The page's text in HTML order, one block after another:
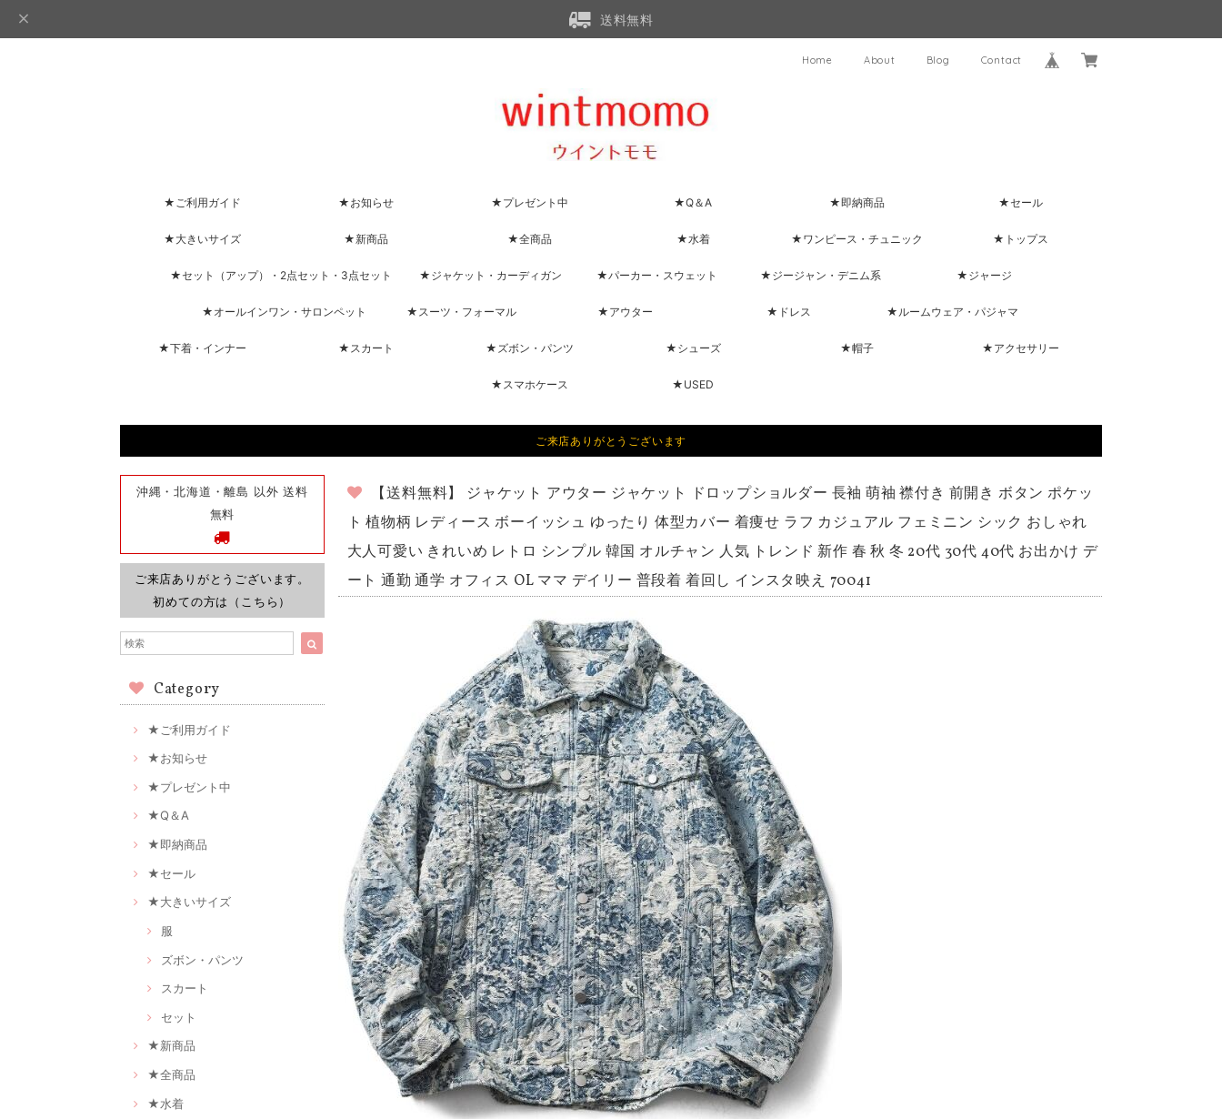
送料無料
Home About Blog Contact
★ご利用ガイド ★お知らせ ★プレゼント中 ★Q＆A ★即納商品 ★セール
★大きいサイズ ★新商品 ★全商品 ★水着 ★ワンピース・チュニック ★トップス
★セット（アップ）・2点セット・3点セット ★ジャケット・カーディガン ★パーカー・スウェット ★ジージャン・デニム系 ★ジャージ
★オールインワン・サロンペット ★スーツ・フォーマル ★アウター ★ドレス ★ルームウェア・パジャマ
★下着・インナー ★スカート ★ズボン・パンツ ★シューズ ★帽子 ★アクセサリー
★スマホケース ★USED
ご来店ありがとうございます
沖縄・北海道・離島 以外 送料
無料
ご来店ありがとうございます。
初めての方は（こちら）
Category
★ご利用ガイド
★お知らせ
★プレゼント中
★Q＆A
★即納商品
★セール
★大きいサイズ
服
ズボン・パンツ
スカート
セット
★新商品
★全商品
★水着
【送料無料】 ジャケット アウター ジャケット ドロップショルダー 長袖 萌袖 襟付き 前開き ボタン ポケッ
ト 植物柄 レディース ボーイッシュ ゆったり 体型カバー 着痩せ ラフ カジュアル フェミニン シック おしゃれ
大人可愛い きれいめ レトロ シンプル 韓国 オルチャン 人気 トレンド 新作 春 秋 冬 20代 30代 40代 お出かけ デ
ート 通勤 通学 オフィス OL ママ デイリー 普段着 着回し インスタ映え 70041